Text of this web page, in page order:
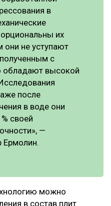
в
их
они не уступают
с
высокой
после
в воде они
своей
—
Ермолин.
можно
в состав плит